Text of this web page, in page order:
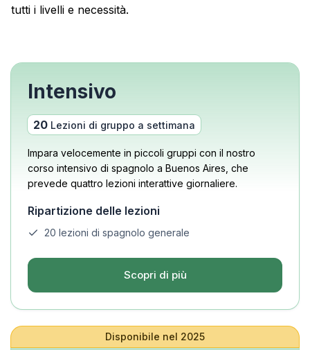
tutti i livelli e necessità.
Intensivo
20 Lezioni di gruppo a settimana
Impara velocemente in piccoli gruppi con il nostro
corso intensivo di spagnolo a Buenos Aires, che
prevede quattro lezioni interattive giornaliere.
Ripartizione delle lezioni
20 lezioni di spagnolo generale
Scopri di più
Disponibile nel 2025